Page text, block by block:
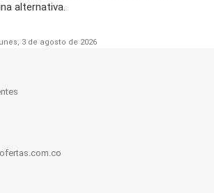
alternativa.
3 de agosto de 2026